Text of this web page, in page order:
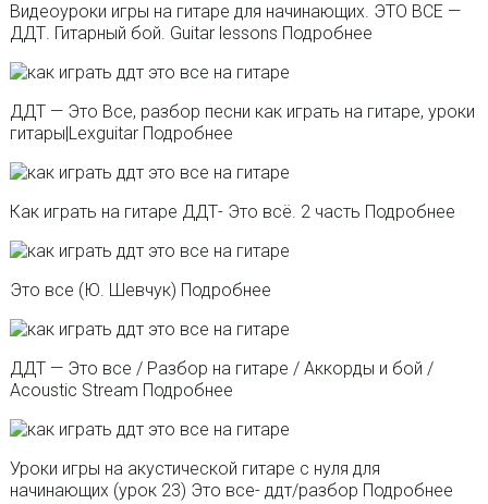
Видеоуроки игры на гитаре для начинающих. ЭТО ВСЕ —
ДДТ. Гитарный бой. Guitar lessons Подробнее
ДДТ — Это Все, разбор песни как играть на гитаре, уроки
гитары|Lexguitar Подробнее
Как играть на гитаре ДДТ- Это всё. 2 часть Подробнее
Это все (Ю. Шевчук) Подробнее
ДДТ — Это все / Разбор на гитаре / Аккорды и бой /
Acoustic Stream Подробнее
Уроки игры на акустической гитаре с нуля для
начинающих (урок 23) Это все- ддт/разбор Подробнее